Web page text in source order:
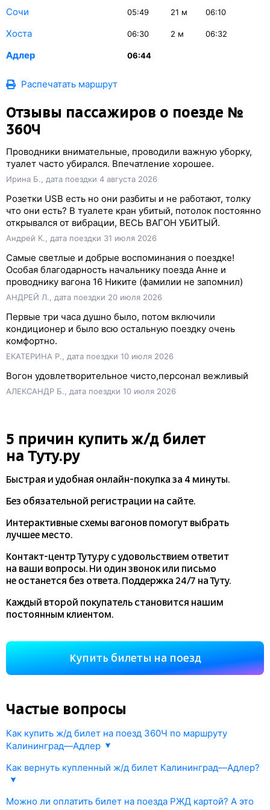
Сочи 05:49 21 м 06:10
Хоста 06:30 2 м 06:32
Адлер 06:44
Распечатать маршрут
Отзывы пассажиров о поезде №
360Ч
Проводники внимательные, проводили важную уборку,
туалет часто убирался. Впечатление хорошее.
Ирина Б., дата поездки 4 августа 2026
Розетки USB есть но они разбиты и не работают, толку
что они есть? В туалете кран убитый, потолок постоянно
открывался от вибрации, ВЕСЬ ВАГОН УБИТЫЙ.
Андрей К., дата поездки 31 июля 2026
Самые светлые и добрые воспоминания о поездке!
Особая благодарность начальнику поезда Анне и
проводнику вагона 16 Никите (фамилии не запомнил)
АНДРЕЙ Л., дата поездки 20 июля 2026
Первые три часа душно было, потом включили
кондиционер и было всю остальную поездку очень
комфортно.
ЕКАТЕРИНА Р., дата поездки 10 июля 2026
Вогон удовлетворительное чисто,персонал вежливый
АЛЕКСАНДР Б., дата поездки 10 июля 2026
5 причин купить ж/д билет
на Туту.ру
Быстрая и удобная онлайн-покупказа 4 минуты.
Без обязательной регистрации на сайте.
Интерактивные схемы вагонов помогут выбрать
лучшее место.
Контакт-центр Туту.ру с удовольствием ответит
на ваши вопросы. Ни один звонок или письмо
не останется без ответа. Поддержка 24/7 на Туту.
Каждый второй покупатель становится нашим
постоянным клиентом.
Купить билеты на поезд
Частые вопросы
Как купить ж/д билет на поезд 360Ч по маршруту
Калининград—Адлер
отправления. В ответ мы откроем информацию РЖД о наличии
жд билетов и их стоимости.
2. Найдите поезд 360Ч , либо другой интересующий вас поезд,
Как вернуть купленный ж/д билет Калининград—Адлер?
отменитьонлайнв соответствии с правилами РЖД.
Можно ли оплатить билет на поезда РЖД картой? А это